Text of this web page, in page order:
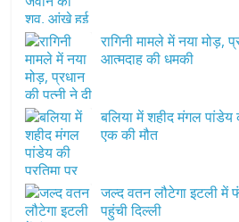
रागिनी मामले में नया मोड़,
आत्मदाह की धमकी
बलिया में शहीद मंगल पांडेय
एक की मौत
जल्द वतन लौटेगा इटली में
पहुंची दिल्ली